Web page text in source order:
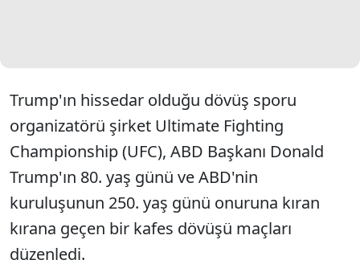
Trump'ın hissedar olduğu dövüş sporu
organizatörü şirket Ultimate Fighting
Championship (UFC), ABD Başkanı Donald
Trump'ın 80. yaş günü ve ABD'nin
kuruluşunun 250. yaş günü onuruna kıran
kırana geçen bir kafes dövüşü maçları
düzenledi.